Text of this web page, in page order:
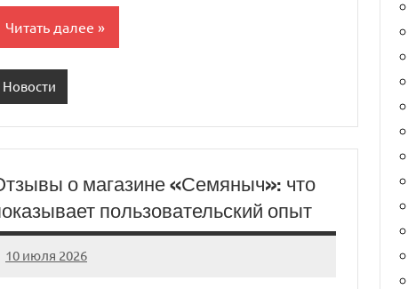
Читать далее
Новости
о магазине «Семяныч»: что
пользовательский опыт
10 июля 2026
Avtor
Нет